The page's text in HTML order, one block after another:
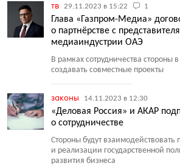
тв 29.11.2023 в 15:22 1
Глава «Газпром-Медиа»
о партнёрстве с
медиаиндустрии ОАЭ
В рамках сотрудничества стороны
создавать совместные проекты
законы 14.11.2023 в 12:30
«Деловая Россия» и АКАР
о сотрудничестве
Стороны будут
и реализации государственной
развития бизнеса